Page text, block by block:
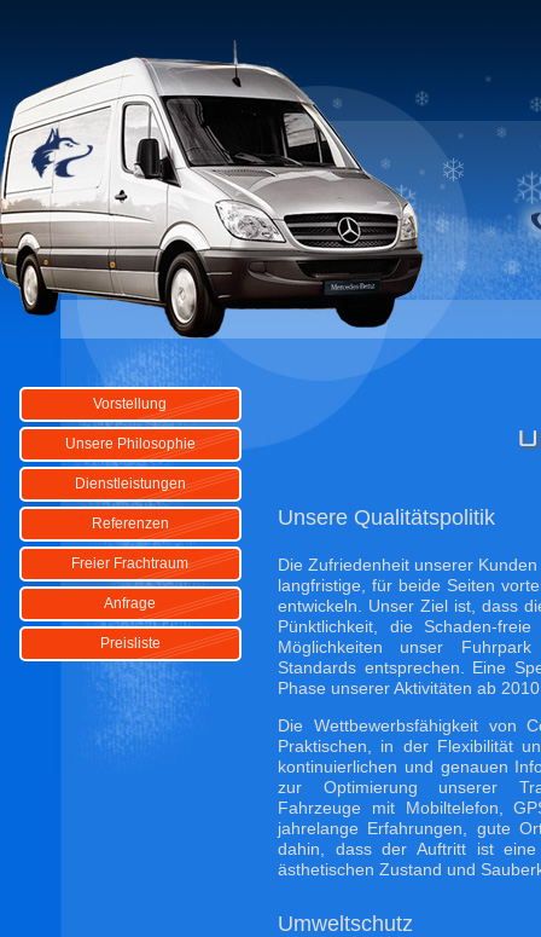
Vorstellung
Unsere Philosophie
Dienstleistungen
Referenzen
Freier Frachtraum
Anfrage
Preisliste
Unsere Qualitätspolitik
Die Zufriedenheit unserer
langfristige, für beide Seiten
entwickeln. Unser Ziel ist, dass
Pünktlichkeit, die Schaden-
Möglichkeiten unser
Standards entsprechen. Eine
Phase unserer Aktivitäten ab
Die Wettbewerbsfähigkeit von
Praktischen, in der Flexibilität
kontinuierlichen und genauen
zur Optimierung unserer
Fahrzeuge mit Mobiltelefon,
jahrelange Erfahrungen, gute
dahin, dass der Auftritt ist
ästhetischen Zustand und
Umweltschutz